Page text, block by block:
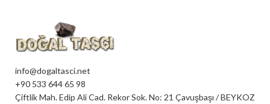
info@dogaltasci.net
+90 533 644 65 98
Çiftlik Mah. Edip Ali Cad. Rekor Sok. No: 21 Çavuşbaşı / BEYKOZ